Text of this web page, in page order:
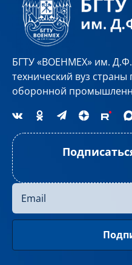
БГТУ «ВОЕНМЕХ» им.
технический вуз
оборонной